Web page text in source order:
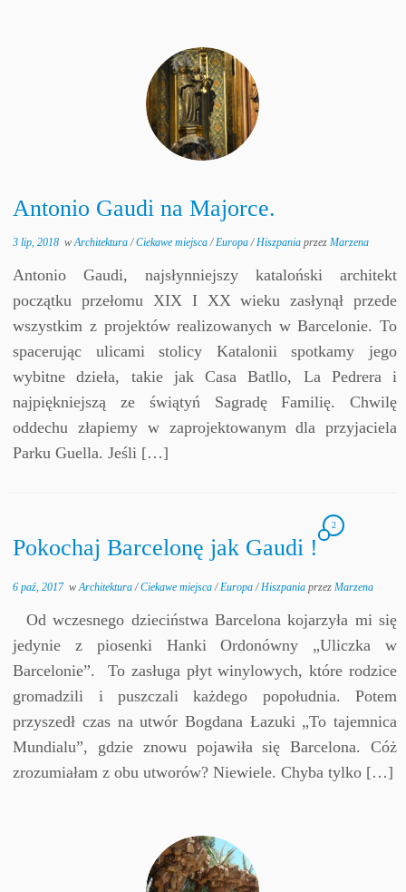
Antonio Gaudi na Majorce.
3 lip, 2018 wArchitektura/Ciekawe miejsca/Europa/HiszpaniaprzezMarzena
Antonio Gaudi, najsłynniejszy kataloński architekt
początku przełomu XIX I XX wieku zasłynął przede
wszystkim z projektów realizowanych w Barcelonie. To
spacerując ulicami stolicy Katalonii spotkamy jego
wybitne dzieła, takie jak Casa Batllo, La Pedrera i
najpiękniejszą ze świątyń Sagradę Familię. Chwilę
oddechu złapiemy w zaprojektowanym dla przyjaciela
Parku Guella. Jeśli […]
Pokochaj Barcelonę jak Gaudi !
2
6 paź, 2017wArchitektura/Ciekawe miejsca/Europa/HiszpaniaprzezMarzena
Od wczesnego dzieciństwa Barcelona kojarzyła mi się
jedynie z piosenki Hanki Ordonówny „Uliczka w
Barcelonie”. To zasługa płyt winylowych, które rodzice
gromadzili i puszczali każdego popołudnia. Potem
przyszedł czas na utwór Bogdana Łazuki „To tajemnica
Mundialu”, gdzie znowu pojawiła się Barcelona. Cóż
zrozumiałam z obu utworów? Niewiele. Chyba tylko […]